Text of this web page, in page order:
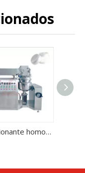
Emulsionante homogéneo de tipo elevador de 50L para productos de lotes pequeños cosméticos farmacéuticos